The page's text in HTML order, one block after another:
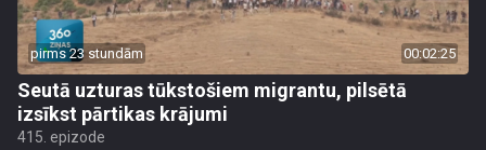
pirms 23 stundām 00:02:25
Seutā uzturas tūkstošiem migrantu, pilsētā
izsīkst pārtikas krājumi
415. epizode